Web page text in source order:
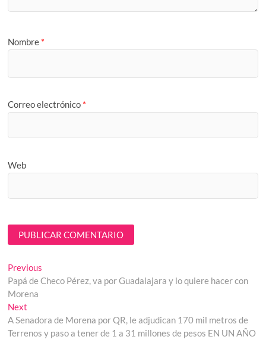
Nombre *
Correo electrónico *
Web
Navegación
de
entradas
Previous
post:
Papá de Checo Pérez, va por Guadalajara y lo quiere hacer con
Morena
Next
post:
A Senadora de Morena por QR, le adjudican 170 mil metros de
Terrenos y paso a tener de 1 a 31 millones de pesos EN UN AÑO